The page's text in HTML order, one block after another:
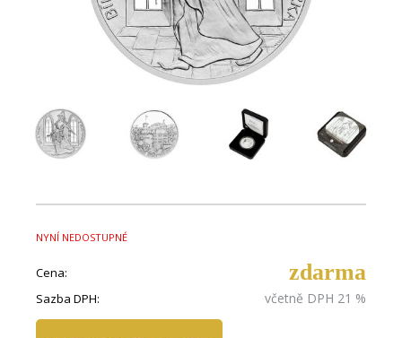
NYNÍ NEDOSTUPNÉ
Cena: zdarma
Sazba DPH: včetně DPH 21 %